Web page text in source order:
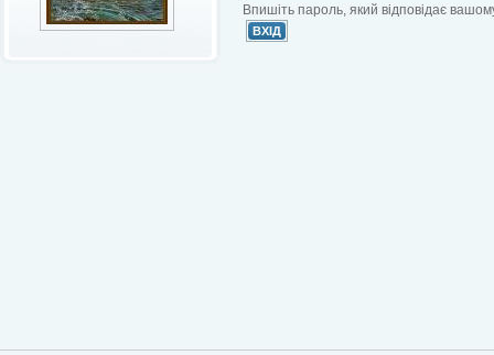
Впишіть пароль, який відповідає